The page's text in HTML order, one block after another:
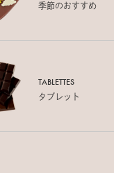
季節のおすすめ
TABLETTES
タブレット